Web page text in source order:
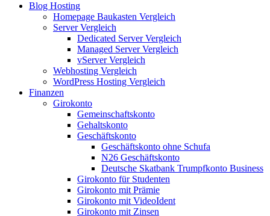
Blog Hosting
Homepage Baukasten Vergleich
Server Vergleich
Dedicated Server Vergleich
Managed Server Vergleich
vServer Vergleich
Webhosting Vergleich
WordPress Hosting Vergleich
Finanzen
Girokonto
Gemeinschaftskonto
Gehaltskonto
Geschäftskonto
Geschäftskonto ohne Schufa
N26 Geschäftskonto
Deutsche Skatbank Trumpfkonto Business
Girokonto für Studenten
Girokonto mit Prämie
Girokonto mit VideoIdent
Girokonto mit Zinsen